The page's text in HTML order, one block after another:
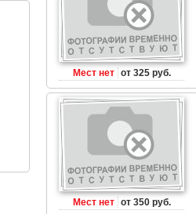
Мест нет от 325 руб.
Мест нет от 350 руб.